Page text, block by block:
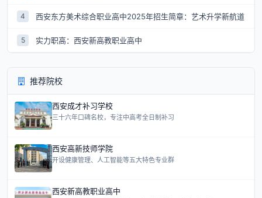
4 西安东方美术综合职业高中2025年招生简章：艺术升学新航道
5 实力职高：西安新高教职业高中
推荐院校
西安成才补习学校
三十六年口碑名校，专注中高考全日制补习
西安高新技师学院
开设健康管理、人工智能等五大特色专业群
西安新高教职业高中